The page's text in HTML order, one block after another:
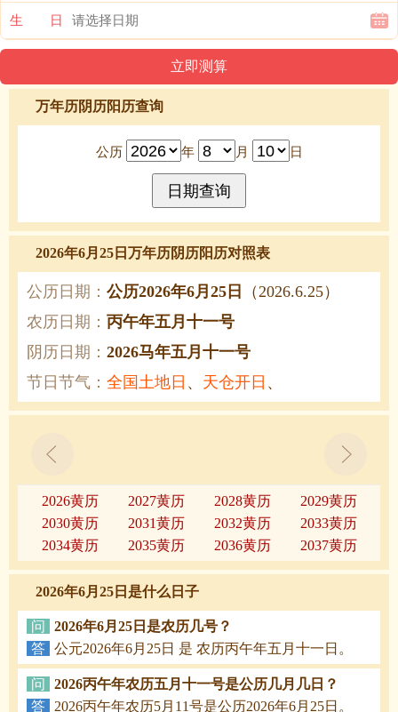
生 日
万年历阴历阳历查询
公历 年 月 日
2026年6月25日万年历阴历阳历对照表
公历日期： 公历2026年6月25日
（2026.6.25）
农历日期： 丙午年五月十一号
阴历日期： 2026马年五月十一号
节日节气： 全国土地日 、 天仓开日 、
2026黄历 2027黄历 2028黄历
2029黄历
2030黄历
2031黄历 2032黄历
2033黄历
2034黄历
2035黄历 2036黄历 2037黄历
2026年6月25日是什么日子
问
2026年6月25日是农历几号？
答 公元2026年6月25日 是 农历丙午年五月十一日。
问
2026丙午年农历五月十一号是公历几月几日？
答
2026丙午年农历5月11号是公历2026年6月25日。